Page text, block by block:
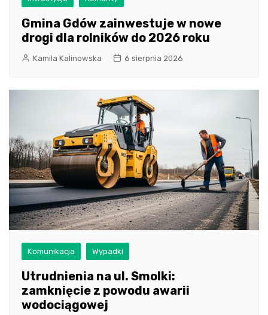
Gmina Gdów zainwestuje w nowe
drogi dla rolników do 2026 roku
Kamila Kalinowska 6 sierpnia 2026
Komunikacja Wypadki
Utrudnienia na ul. Smolki:
zamknięcie z powodu awarii
wodociągowej